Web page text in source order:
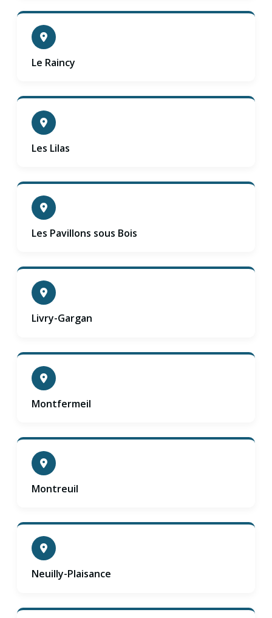
Le Raincy
Les Lilas
Les Pavillons sous Bois
Livry-Gargan
Montfermeil
Montreuil
Neuilly-Plaisance